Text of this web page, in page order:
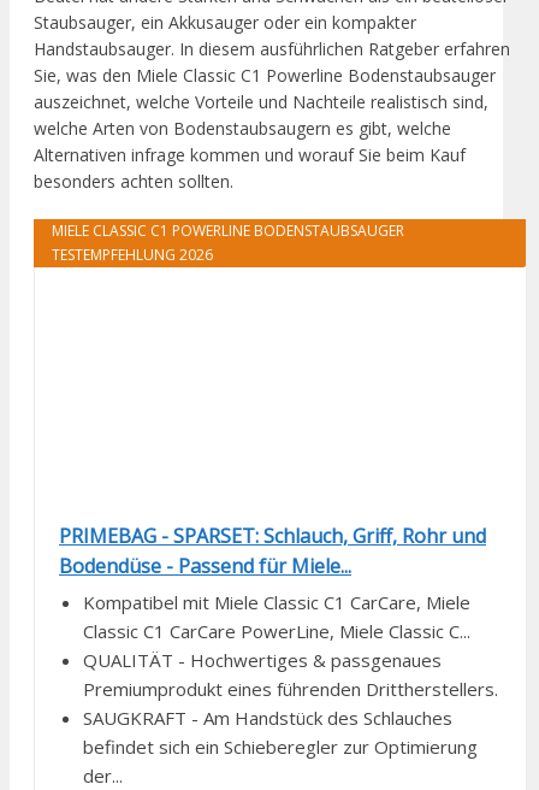
Staubsauger, ein Akkusauger oder ein kompakter
Handstaubsauger. In diesem ausführlichen Ratgeber erfahren
Sie, was den Miele Classic C1 Powerline Bodenstaubsauger
auszeichnet, welche Vorteile und Nachteile realistisch sind,
welche Arten von Bodenstaubsaugern es gibt, welche
Alternativen infrage kommen und worauf Sie beim Kauf
besonders achten sollten.
MIELE CLASSIC C1 POWERLINE BODENSTAUBSAUGER
TESTEMPFEHLUNG 2026
PRIMEBAG - SPARSET: Schlauch, Griff, Rohr und
Bodendüse - Passend für Miele...
Kompatibel mit Miele Classic C1 CarCare, Miele
Classic C1 CarCare PowerLine, Miele Classic C...
QUALITÄT - Hochwertiges & passgenaues
Premiumprodukt eines führenden Drittherstellers.
SAUGKRAFT - Am Handstück des Schlauches
befindet sich ein Schieberegler zur Optimierung
der...